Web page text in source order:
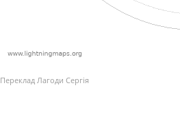
Переклад Лагоди Сергія